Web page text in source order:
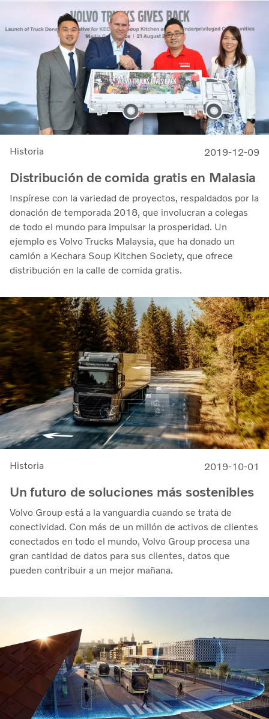
Historia 2019-12-09
Distribución de comida gratis en Malasia
Inspírese con la variedad de proyectos, respaldados por la
donación de temporada 2018, que involucran a colegas
de todo el mundo para impulsar la prosperidad. Un
ejemplo es Volvo Trucks Malaysia, que ha donado un
camión a Kechara Soup Kitchen Society, que ofrece
distribución en la calle de comida gratis.
Historia 2019-10-01
Un futuro de soluciones más sostenibles
Volvo Group está a la vanguardia cuando se trata de
conectividad. Con más de un millón de activos de clientes
conectados en todo el mundo, Volvo Group procesa una
gran cantidad de datos para sus clientes, datos que
pueden contribuir a un mejor mañana.